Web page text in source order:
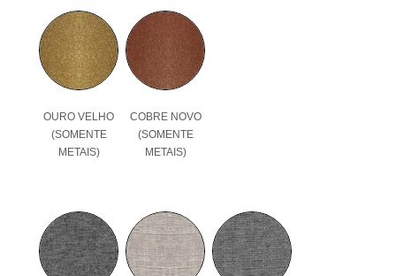
OURO VELHO
(SOMENTE
METAIS)
COBRE NOVO
(SOMENTE
METAIS)